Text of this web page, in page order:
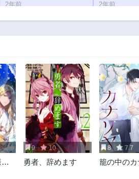
2年前 2年前
第65話 第64話
第55話
2年前
第54話
2年前
第50話
2年前
第49話
2年前
第45話
2年前
第44話
2年前
第40話
2年前
第39話
2年前
9 10
勇者、辞めます
8 7.7
籠の中のカ